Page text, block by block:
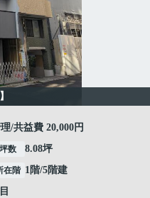
/共益費 20,000円
坪数 8.08坪
在階 1階/5階建